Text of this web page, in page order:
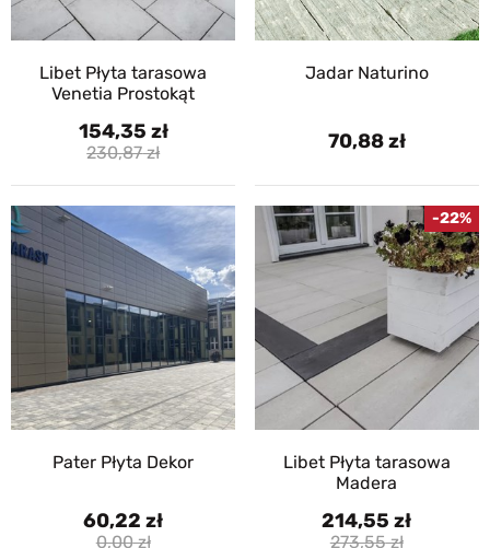
Libet Płyta tarasowa
Venetia Prostokąt
154,35
230,87
Jadar Naturino
70,88
Pater Płyta Dekor
60,22
0,00
Libet Płyta tarasowa
Madera
214,55
273,55
-22%